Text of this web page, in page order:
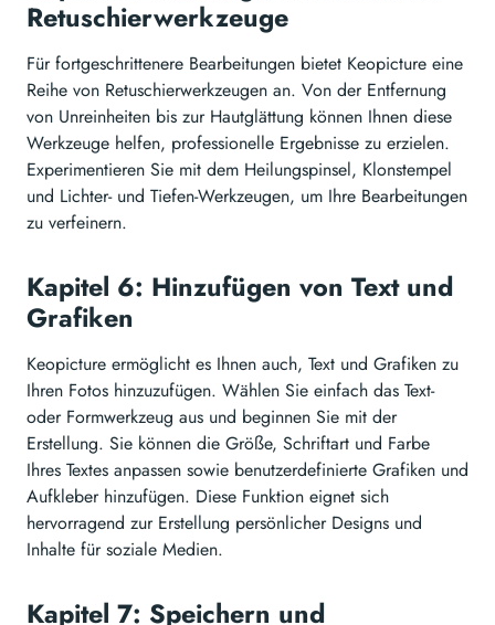
Retuschierwerkzeuge
Für fortgeschrittenere Bearbeitungen bietet Keopicture eine
Reihe von Retuschierwerkzeugen an. Von der Entfernung
von Unreinheiten bis zur Hautglättung können Ihnen diese
Werkzeuge helfen, professionelle Ergebnisse zu erzielen.
Experimentieren Sie mit dem Heilungspinsel, Klonstempel
und Lichter- und Tiefen-Werkzeugen, um Ihre Bearbeitungen
zu verfeinern.
Kapitel 6: Hinzufügen von Text und
Grafiken
Keopicture ermöglicht es Ihnen auch, Text und Grafiken zu
Ihren Fotos hinzuzufügen. Wählen Sie einfach das Text-
oder Formwerkzeug aus und beginnen Sie mit der
Erstellung. Sie können die Größe, Schriftart und Farbe
Ihres Textes anpassen sowie benutzerdefinierte Grafiken und
Aufkleber hinzufügen. Diese Funktion eignet sich
hervorragend zur Erstellung persönlicher Designs und
Inhalte für soziale Medien.
Kapitel 7: Speichern und